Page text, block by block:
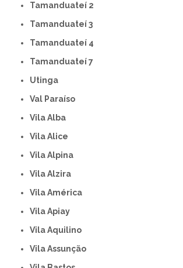
Tamanduateí 2
Tamanduateí 3
Tamanduateí 4
Tamanduateí 7
Utinga
Val Paraíso
Vila Alba
Vila Alice
Vila Alpina
Vila Alzira
Vila América
Vila Apiay
Vila Aquilino
Vila Assunção